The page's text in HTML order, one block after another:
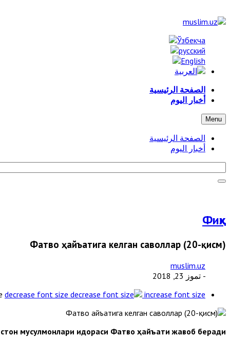
الصفحة الرئيسية
أخبار اليوم
Menu
الصفحة الرئيسية
أخبار اليوم
Фиқҳ
Фатво ҳайъатига келган саволлар (20-қисм)
muslim.uz
- تموز 23, 2018
decrease font size increase font size
мусулмонлари идораси Фатво ҳайъати жавоб беради